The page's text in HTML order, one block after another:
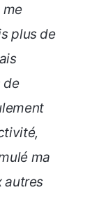
me
plus de
de
ma
autres